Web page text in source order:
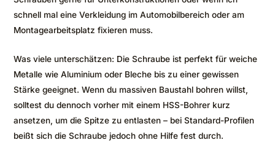
schnell mal eine Verkleidung im Automobilbereich oder am
Montagearbeitsplatz fixieren muss.
Was viele unterschätzen: Die Schraube ist perfekt für weiche
Metalle wie Aluminium oder Bleche bis zu einer gewissen
Stärke geeignet. Wenn du massiven Baustahl bohren willst,
solltest du dennoch vorher mit einem HSS-Bohrer kurz
ansetzen, um die Spitze zu entlasten – bei Standard-Profilen
beißt sich die Schraube jedoch ohne Hilfe fest durch.